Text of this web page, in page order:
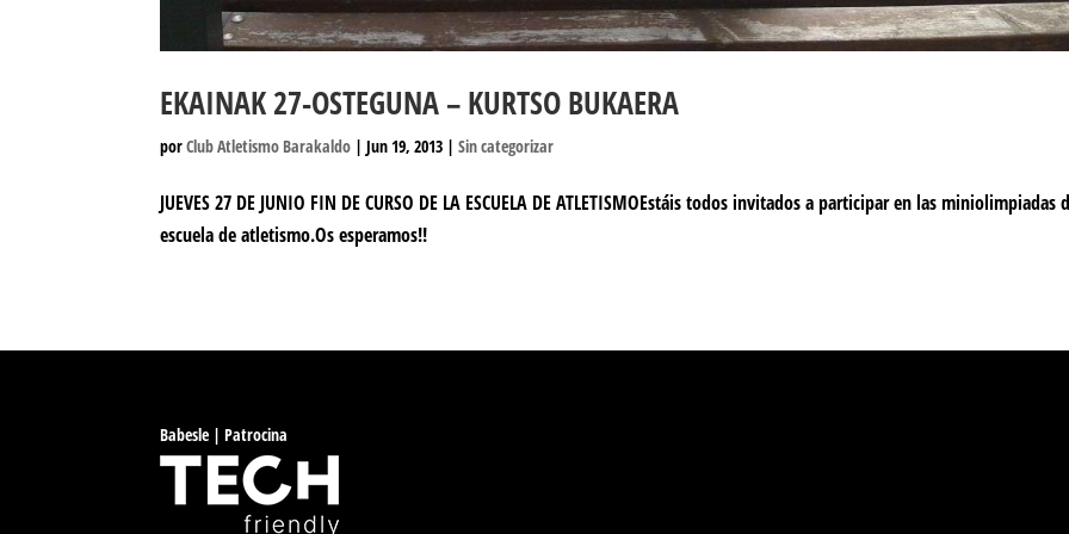
EKAINAK 27-OSTEGUNA – KURTSO BUKAERA
porClub Atletismo Barakaldo |Jun 19, 2013 |Sin categorizar
JUEVES 27 DE JUNIO FIN DE CURSO DE LA ESCUELA DE ATLETISMOEstáis todos invitados a participar en las miniolimpiadas
escuela de atletismo.Os esperamos!!
Babesle | Patrocina